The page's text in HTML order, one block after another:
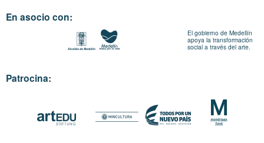
En asocio con:
El gobierno de Medellín
apoya la transformación
social a través del arte.
Patrocina: